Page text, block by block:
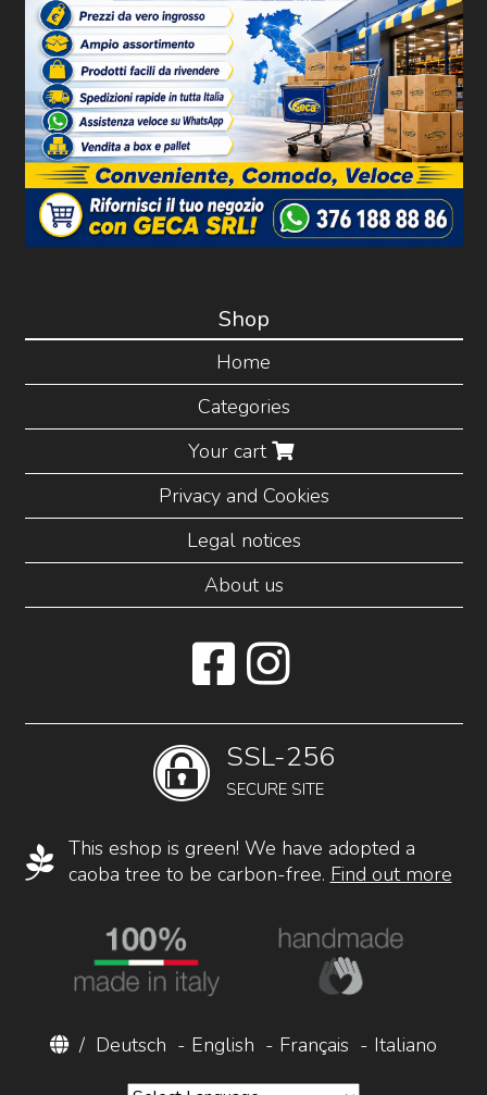
Shop
Home
Categories
Your cart
Privacy and Cookies
Legal notices
About us
SSL-256
SECURE SITE
This eshop is green! We have adopted a
caoba tree to be carbon-free. Find out more
/ Deutsch - English - Français - Italiano